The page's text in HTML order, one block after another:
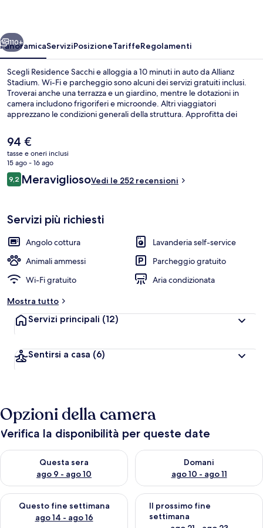
Avanti
110+
PanoramicaServiziPosizioneTariffeRegolamenti
Scegli Residence Sacchi e alloggia a 10 minuti in auto da Allianz
Stadium. Wi-Fi e parcheggio sono alcuni dei servizi gratuiti inclusi.
Troverai anche una terrazza e un giardino, mentre le dotazioni in
camera includono frigoriferi e microonde. Altri viaggiatori
apprezzano le condizioni generali della struttura. Approfitta dei
Stazione di Re Umberto a 10 min a piedi.
Il
prezzo
attuale
è
94 €
94 €
tasse e oneri inclusi
15 ago - 16 ago
Recensioni
9,29,2 su 10
MeravigliosoVedi le 252 recensioni
Servizi più richiesti
Angolo cottura
Lavanderia self-service
Animali ammessi
Parcheggio gratuito
Wi-Fi gratuito
Aria condizionata
Mostra tutto
Servizi principali (12)
Sentirsi a casa (6)
Opzioni della camera
Verifica la disponibilità per queste date
Questa sera
ago 9 - ago 10
Verifica la disponibilità per questa sera, ago 9 - ago 10
Domani
ago 10 - ago 11
Verifica la disponibilità per
Questo fine settimana
ago 14 - ago 16
Verifica la disponibilità per questo fine settimana, ago 14 -
Il prossimo fine
settimana
Verifica la disponibilità per il